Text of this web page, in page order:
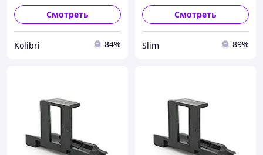
Смотреть
Kolibri 84%
Смотреть
Slim 89%